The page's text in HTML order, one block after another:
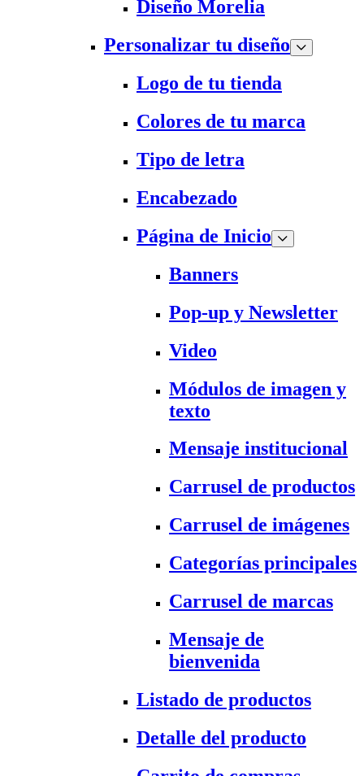
Diseño Morelia
Personalizar tu diseño
Logo de tu tienda
Colores de tu marca
Tipo de letra
Encabezado
Página de Inicio
Banners
Pop-up y Newsletter
Video
Módulos de imagen y
texto
Mensaje institucional
Carrusel de productos
Carrusel de imágenes
Categorías principales
Carrusel de marcas
Mensaje de
bienvenida
Listado de productos
Detalle del producto